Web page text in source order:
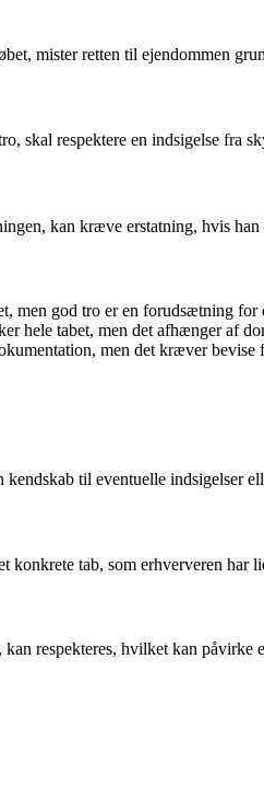
mister retten til ejendommen
skal respektere en indsigelse fra
kan kræve erstatning, hvis
men god tro er en forudsætning for
hele tabet, men det afhænger af
men det kræver bevise
til eventuelle indsigelser
konkrete tab, som erhververen har
respekteres, hvilket kan påvirke